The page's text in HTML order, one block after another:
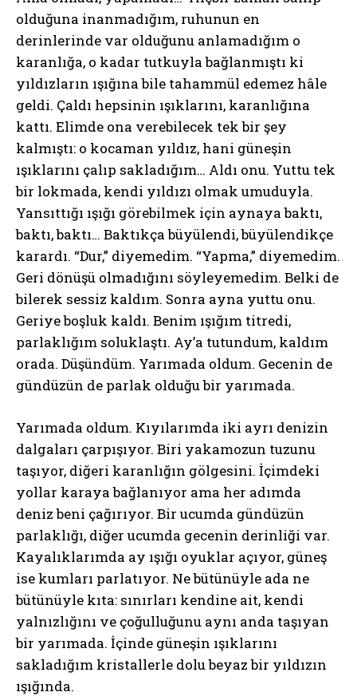
olduğuna inanmadığım, ruhunun en
derinlerinde var olduğunu anlamadığım o
karanlığa, o kadar tutkuyla bağlanmıştı ki
yıldızların ışığına bile tahammül edemez hâle
geldi. Çaldı hepsinin ışıklarını, karanlığına
kattı. Elimde ona verebilecek tek bir şey
kalmıştı: o kocaman yıldız, hani güneşin
ışıklarını çalıp sakladığım… Aldı onu. Yuttu tek
bir lokmada, kendi yıldızı olmak umuduyla.
Yansıttığı ışığı görebilmek için aynaya baktı,
baktı, baktı… Baktıkça büyülendi, büyülendikçe
karardı. “Dur,” diyemedim. “Yapma,” diyemedim.
Geri dönüşü olmadığını söyleyemedim. Belki de
bilerek sessiz kaldım. Sonra ayna yuttu onu.
Geriye boşluk kaldı. Benim ışığım titredi,
parlaklığım soluklaştı. Ay’a tutundum, kaldım
orada. Düşündüm. Yarımada oldum. Gecenin de
gündüzün de parlak olduğu bir yarımada.
Yarımada oldum. Kıyılarımda iki ayrı denizin
dalgaları çarpışıyor. Biri yakamozun tuzunu
taşıyor, diğeri karanlığın gölgesini. İçimdeki
yollar karaya bağlanıyor ama her adımda
deniz beni çağırıyor. Bir ucumda gündüzün
parlaklığı, diğer ucumda gecenin derinliği var.
Kayalıklarımda ay ışığı oyuklar açıyor, güneş
ise kumları parlatıyor. Ne bütünüyle ada ne
bütünüyle kıta: sınırları kendine ait, kendi
yalnızlığını ve çoğulluğunu aynı anda taşıyan
bir yarımada. İçinde güneşin ışıklarını
sakladığım kristallerle dolu beyaz bir yıldızın
ışığında.